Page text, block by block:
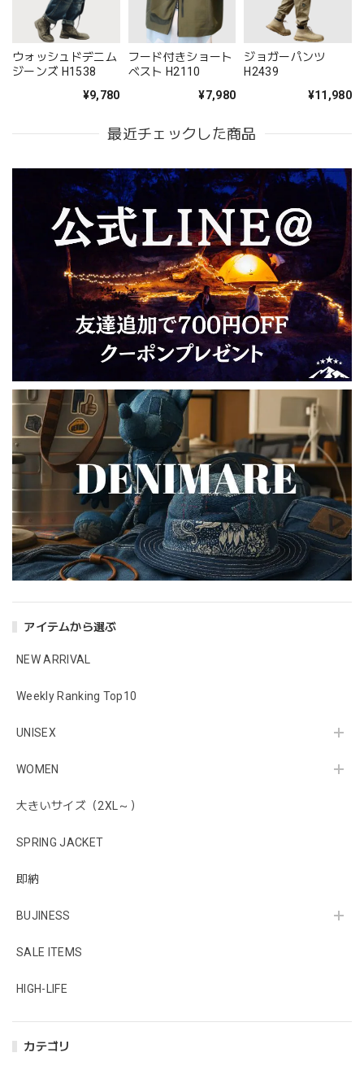
アイテムから選ぶ
NEW ARRIVAL
Weekly Ranking Top10
UNISEX
WOMEN
大きいサイズ（2XL～）
SPRING JACKET
即納
BUJINESS
SALE ITEMS
HIGH-LIFE
カテゴリ
ウォッシュドデニム
ジーンズ H1538
¥9,780
フード付きショート
ベスト H2110
¥7,980
ジョガーパンツ
H2439
¥11,980
最近チェックした商品